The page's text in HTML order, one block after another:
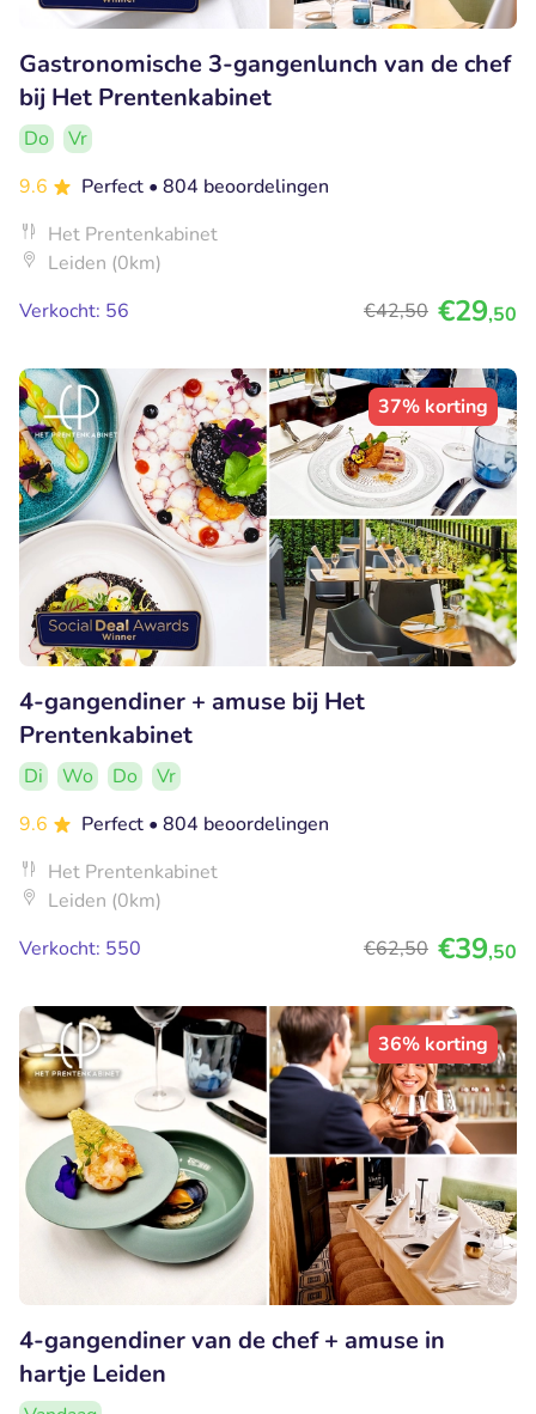
Gastronomische 3-gangenlunch van de chef
bij Het Prentenkabinet
Do
Vr
9.6
Perfect • 804 beoordelingen
Het Prentenkabinet
Leiden (0km)
Verkocht: 56
€42,50 €29,50
37% korting
4-gangendiner + amuse bij Het
Prentenkabinet
Di Wo Do
Vr
9.6
Perfect • 804 beoordelingen
Het Prentenkabinet
Leiden (0km)
Verkocht: 550
€62,50 €39,50
36% korting
4-gangendiner van de chef + amuse in
hartje Leiden